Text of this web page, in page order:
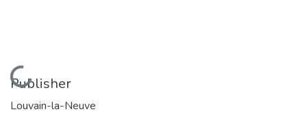
Loading...
Publisher
Louvain-la-Neuve